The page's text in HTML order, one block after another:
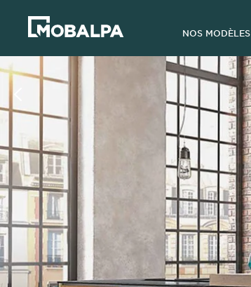
NOS MODÈLES